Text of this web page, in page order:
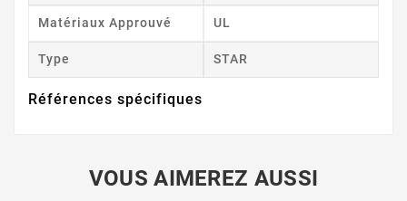
Matériaux Approuvé UL
Type STAR
Références spécifiques
VOUS AIMEREZ AUSSI